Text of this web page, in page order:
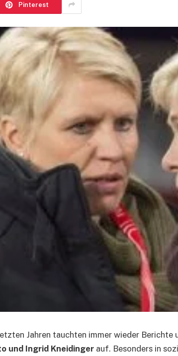
Pinterest
Jahren tauchten immer wieder Berichte
und Ingrid Kneidinger auf. Besonders in